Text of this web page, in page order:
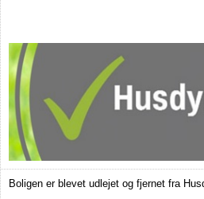
Boligen er blevet udlejet og fjernet fra